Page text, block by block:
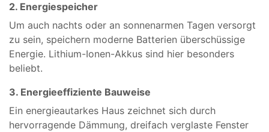
2. Energiespeicher
Um auch nachts oder an sonnenarmen Tagen versorgt
zu sein, speichern moderne Batterien überschüssige
Energie. Lithium-Ionen-Akkus sind hier besonders
beliebt.
3. Energieeffiziente Bauweise
Ein energieautarkes Haus zeichnet sich durch
hervorragende Dämmung, dreifach verglaste Fenster